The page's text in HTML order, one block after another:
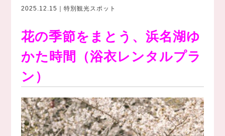
2025.12.15｜特別観光スポット
花の季節をまとう、浜名湖ゆ
かた時間（浴衣レンタルプラ
ン）